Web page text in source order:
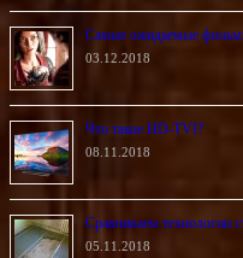
Самые ожидаемые
03.12.2018
Что такое HD-TVI?
08.11.2018
Сравниваем технологии
05.11.2018